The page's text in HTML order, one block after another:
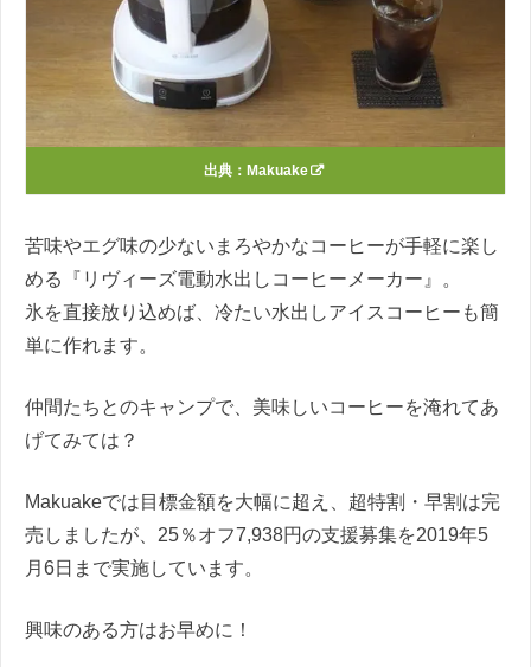
出典： Makuake
苦味やエグ味の少ないまろやかなコーヒーが手軽に楽し
める『リヴィーズ電動水出しコーヒーメーカー』。
氷を直接放り込めば、冷たい水出しアイスコーヒーも簡
単に作れます。
仲間たちとのキャンプで、美味しいコーヒーを淹れてあ
げてみては？
Makuakeでは目標金額を大幅に超え、超特割・早割は完
売しましたが、25％オフ7,938円の支援募集を2019年5
月6日まで実施しています。
興味のある方はお早めに！